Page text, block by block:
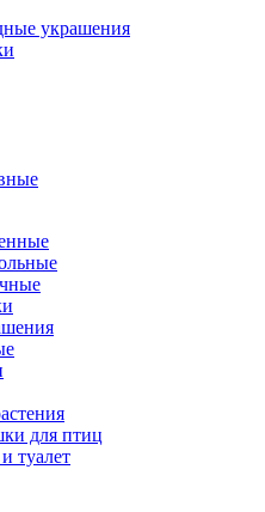
украшения
для птиц
туалет